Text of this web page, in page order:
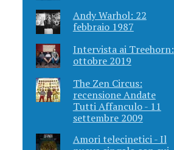
Andy Warhol: 22
febbraio 1987
Intervista ai Treehorn:
ottobre 2019
The Zen Circus:
recensione Andate
Tutti Affanculo - 11
settembre 2009
Amori telecinetici - Il